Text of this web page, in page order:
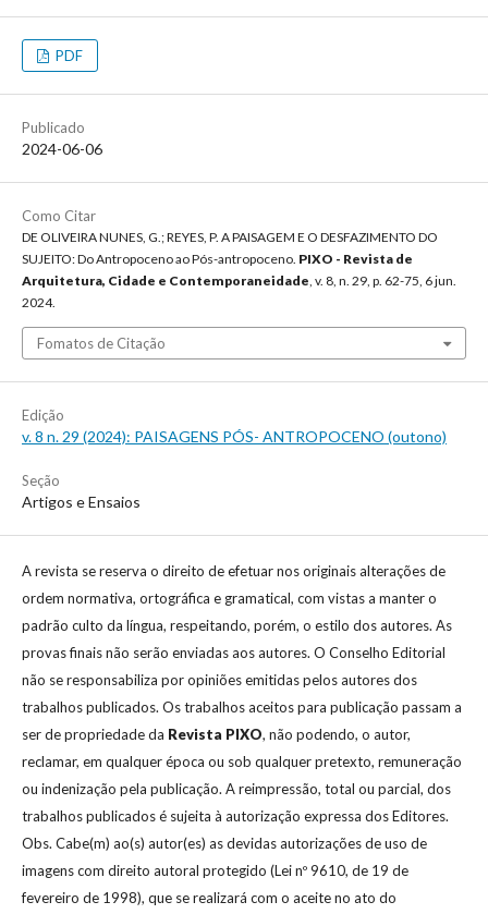
PDF
Publicado
2024-06-06
Como Citar
DE OLIVEIRA NUNES, G.; REYES, P. A PAISAGEM E O DESFAZIMENTO DO
SUJEITO: Do Antropoceno ao Pós-antropoceno. PIXO - Revista de
Arquitetura, Cidade e Contemporaneidade , v. 8, n. 29, p. 62-75, 6 jun.
2024.
Fomatos de Citação
Edição
v. 8 n. 29 (2024): PAISAGENS PÓS- ANTROPOCENO (outono)
Seção
Artigos e Ensaios
A revista se reserva o direito de efetuar nos originais alterações de
ordem normativa, ortográfica e gramatical, com vistas a manter o
padrão culto da língua, respeitando, porém, o estilo dos autores. As
provas finais não serão enviadas aos autores. O Conselho Editorial
não se responsabiliza por opiniões emitidas pelos autores dos
trabalhos publicados. Os trabalhos aceitos para publicação passam a
ser de propriedade da Revista PIXO, não podendo, o autor,
reclamar, em qualquer época ou sob qualquer pretexto, remuneração
ou indenização pela publicação. A reimpressão, total ou parcial, dos
trabalhos publicados é sujeita à autorização expressa dos Editores.
Obs. Cabe(m) ao(s) autor(es) as devidas autorizações de uso de
imagens com direito autoral protegido (Lei nº 9610, de 19 de
fevereiro de 1998), que se realizará com o aceite no ato do